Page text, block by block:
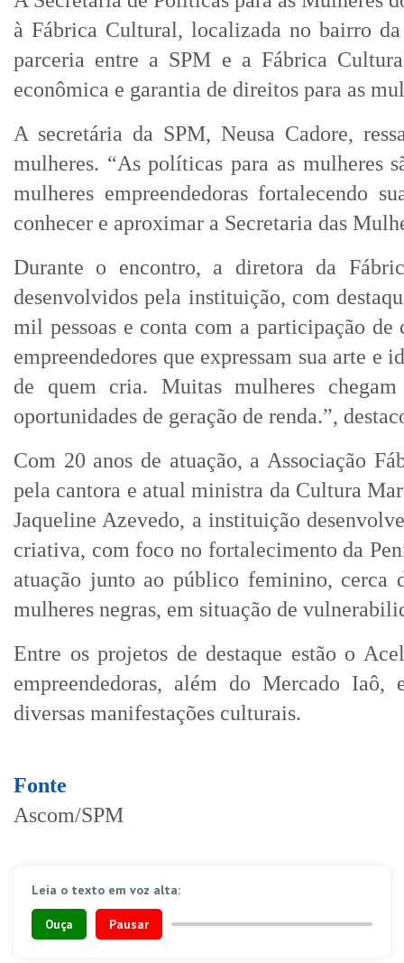
à Fábrica Cultural, localizada no bairro
parceria entre a SPM e a Fábrica
econômica e garantia de direitos para as
A secretária da SPM, Neusa Cadore,
mulheres. “As políticas para as mulheres
mulheres empreendedoras fortalecendo
conhecer e aproximar a Secretaria das
Durante o encontro, a diretora da
desenvolvidos pela instituição, com
mil pessoas e conta com a participação de
empreendedores que expressam sua arte
de quem cria. Muitas mulheres
oportunidades de geração de renda.”,
Com 20 anos de atuação, a Associação
pela cantora e atual ministra da Cultura
Jaqueline Azevedo, a instituição
criativa, com foco no fortalecimento da
atuação junto ao público feminino, cerca
mulheres negras, em situação de
Entre os projetos de destaque estão o
empreendedoras, além do Mercado
diversas manifestações culturais.
Fonte
Ascom/SPM
Leia o texto em voz alta:
Ouça Pausar